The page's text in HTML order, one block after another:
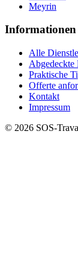
Meyrin
Informationen
Alle
Abgedeckte
Praktische
Offerte
Kontakt
Impressum
© 2026 SOS-